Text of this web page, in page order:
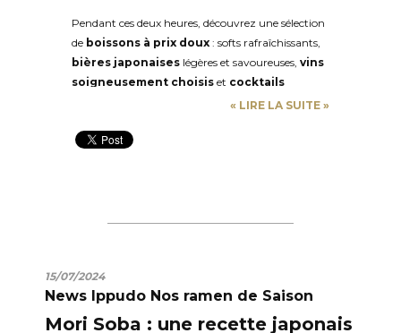
Pendant ces deux heures, découvrez une sélection
de boissons à prix doux : softs rafraîchissants,
bières japonaises légères et savoureuses, vins
soigneusement choisis et cocktails
élaborés avec passion. Nos barmans
papilles pour vous proposer des mélanges
fait de chaque Happy Hour un moment unique
où se mêlent rires, discussions et découvertes
« LIRE LA SUITE »
15/07/2024
News Ippudo Nos ramen de Saison
Mori Soba : une recette japonais